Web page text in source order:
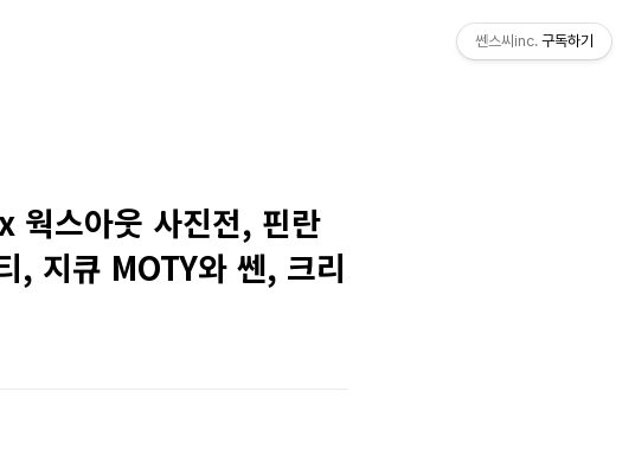
스아웃 사진전, 핀란
, 지큐 MOTY와 쎈, 크리
쎈스씨inc. 구독하기